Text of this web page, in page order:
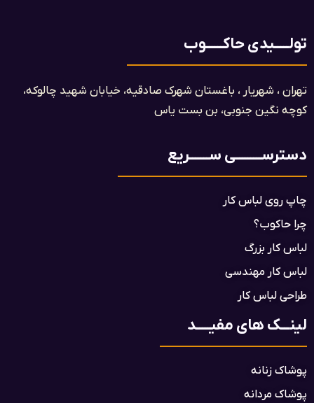
تولـــــیدی حاکــــــوب
تهران ، شهریار ، باغستان شهرک صادقیه، خیابان شهید چالوکه،
کوچه نگین جنوبی، بن بست یاس​
دسترســـــــــی ســـــــریع
چاپ روی لباس کار
چرا حاکوب؟
لباس کار بزرگ
لباس کار مهندسی
طراحی لباس کار
لینـــک های مفیـــــد
پوشاک زنانه
پوشاک مردانه